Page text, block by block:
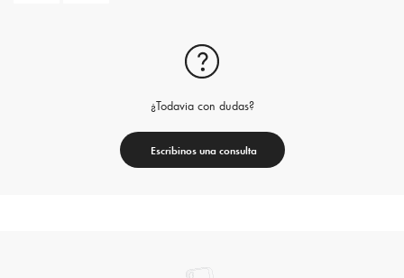
¿Todavia con dudas?
Escribinos una consulta